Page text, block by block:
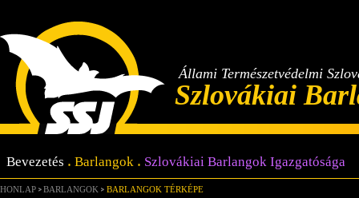
Állami Természetvédelmi
Szlovákiai
Bevezetés Barlangok Szlovákiai Barlangok Igazgatósága
HONLAP BARLANGOK BARLANGOK TÉRKÉPE